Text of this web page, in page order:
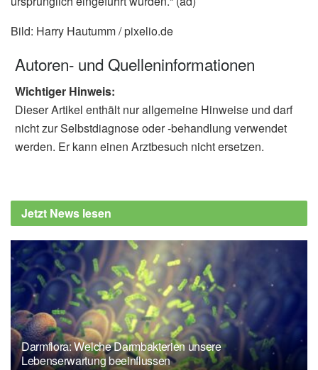
Bild: Harry Hautumm / pixelio.de
Autoren- und Quelleninformationen
Wichtiger Hinweis:
Dieser Artikel enthält nur allgemeine Hinweise und darf
nicht zur Selbstdiagnose oder -behandlung verwendet
werden. Er kann einen Arztbesuch nicht ersetzen.
Jetzt News lesen
Darmflora: Welche Darmbakterien unsere
Lebenserwartung beeinflussen